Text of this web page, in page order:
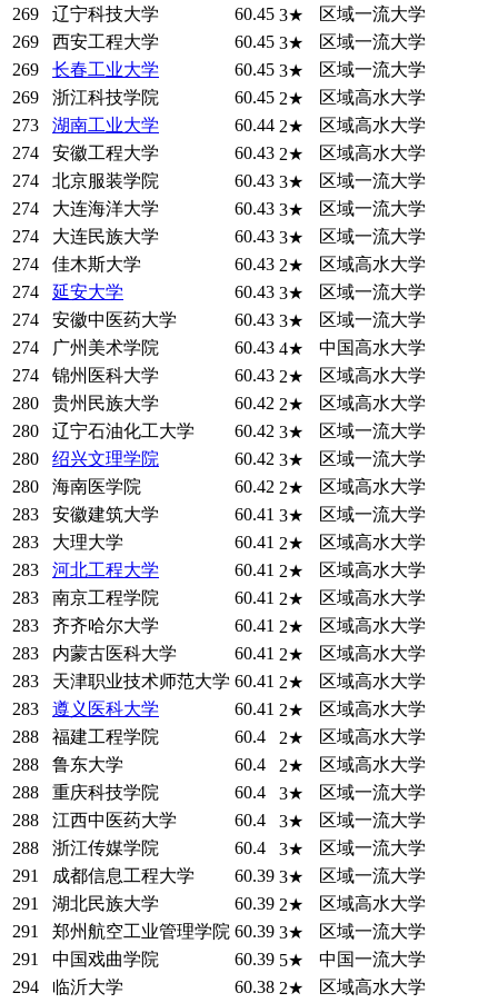
269
辽宁科技大学 60.45 3★
区域一流大学
269
西安工程大学 60.45 3★
区域一流大学
269
长春工业大学 60.45 3★
区域一流大学
269
浙江科技学院 60.45 2★
区域高水大学
273
湖南工业大学 60.44 2★
区域高水大学
274
安徽工程大学 60.43 2★
区域高水大学
274
北京服装学院 60.43 3★
区域一流大学
274
大连海洋大学 60.43 3★
区域一流大学
274
大连民族大学 60.43 3★
区域一流大学
274
佳木斯大学 60.43 2★
区域高水大学
274
延安大学 60.43 3★
区域一流大学
274
安徽中医药大学 60.43 3★
区域一流大学
274
广州美术学院 60.43 4★
中国高水大学
274
锦州医科大学 60.43 2★
区域高水大学
280
贵州民族大学 60.42 2★
区域高水大学
280
辽宁石油化工大学 60.42 3★
区域一流大学
280
绍兴文理学院 60.42 3★
区域一流大学
280
海南医学院 60.42 2★
区域高水大学
283
安徽建筑大学 60.41 3★
区域一流大学
283
大理大学 60.41 2★
区域高水大学
283
河北工程大学 60.41 2★
区域高水大学
283
南京工程学院 60.41 2★
区域高水大学
283
齐齐哈尔大学 60.41 2★
区域高水大学
283
内蒙古医科大学 60.41 2★
区域高水大学
283
天津职业技术师范大学 60.41 2★
区域高水大学
283
遵义医科大学 60.41 2★
区域高水大学
288
福建工程学院 60.4 2★
区域高水大学
288
鲁东大学 60.4 2★
区域高水大学
288
重庆科技学院 60.4 3★
区域一流大学
288
江西中医药大学 60.4 3★
区域一流大学
288
浙江传媒学院 60.4 3★
区域一流大学
291
成都信息工程大学 60.39 3★
区域一流大学
291
湖北民族大学 60.39 2★
区域高水大学
291
郑州航空工业管理学院 60.39 3★
区域一流大学
291
中国戏曲学院 60.39 5★
中国一流大学
294
临沂大学 60.38 2★
区域高水大学